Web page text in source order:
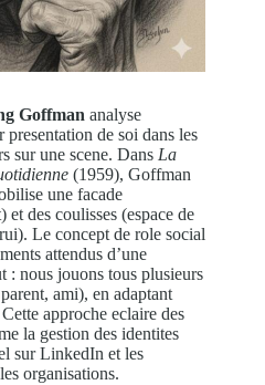
Goffman analyse
de soi dans les
sur une scene. Dans La
(1959), Goffman
une facade
et des coulisses (espace de
Le concept de role social
attendus d’une
: nous jouons tous plusieurs
ami), en adaptant
approche eclaire des
la gestion des identites
sur LinkedIn et les
organisations.